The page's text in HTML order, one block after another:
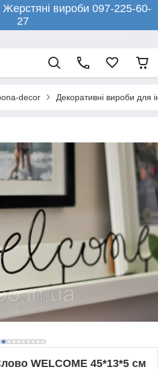
вироби 097-225-60-
27
decor Декоративні вироби для
WELCOME 45*13*5 см